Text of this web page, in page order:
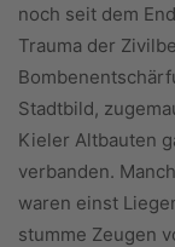
noch seit dem
Trauma der
Stadtbild,
Kieler Altbauten
verbanden.
waren einst
stumme Zeugen